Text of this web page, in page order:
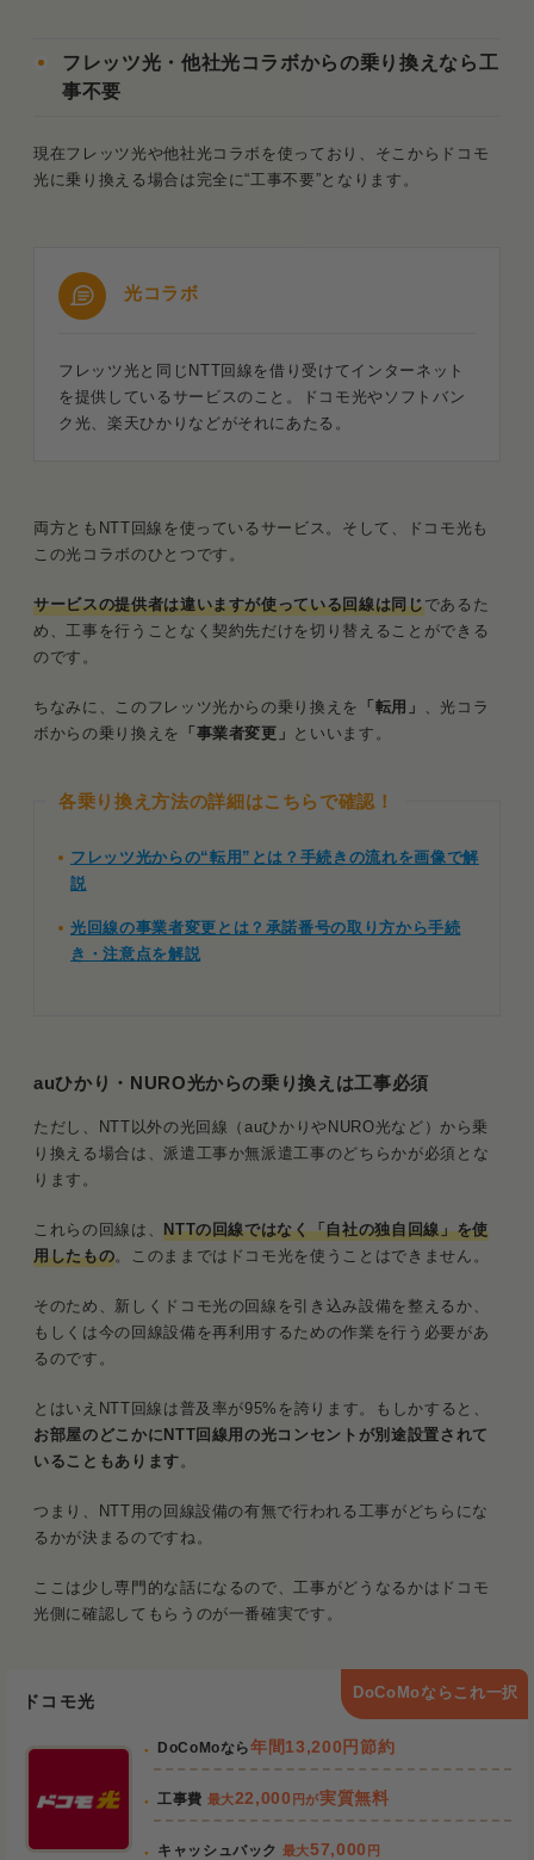
フレッツ光・他社光コラボからの乗り換えなら工
事不要
現在フレッツ光や他社光コラボを使っており、そこからドコモ
光に乗り換える場合は完全に“工事不要”となります。
光コラボ
フレッツ光と同じNTT回線を借り受けてインターネット
を提供しているサービスのこと。ドコモ光やソフトバン
ク光、楽天ひかりなどがそれにあたる。
両方ともNTT回線を使っているサービス。そして、ドコモ光も
この光コラボのひとつです。
サービスの提供者は違いますが使っている回線は同じであるた
め、工事を行うことなく契約先だけを切り替えることができる
のです。
ちなみに、このフレッツ光からの乗り換えを 「転用」
、光コラ
ボからの乗り換えを
「事業者変更」 といいます。
各乗り換え方法の詳細はこちらで確認！
フレッツ光からの“転用”とは？手続きの流れを画像で解
説
光回線の事業者変更とは？承諾番号の取り方から手続
き・注意点を解説
auひかり・NURO光からの乗り換えは工事必須
ただし、NTT以外の光回線（auひかりやNURO光など）から乗
り換える場合は、派遣工事か無派遣工事のどちらかが必須とな
ります。
これらの回線は、NTTの回線ではなく「自社の独自回線」を使
用したもの。このままではドコモ光を使うことはできません。
そのため、新しくドコモ光の回線を引き込み設備を整えるか、
もしくは今の回線設備を再利用するための作業を行う必要があ
るのです。
とはいえNTT回線は普及率が95%を誇ります。もしかすると、
お部屋のどこかにNTT回線用の光コンセントが別途設置されて
いることもあります。
つまり、NTT用の回線設備の有無で行われる工事がどちらにな
るかが決まるのですね。
ここは少し専門的な話になるので、工事がどうなるかはドコモ
光側に確認してもらうのが一番確実です。
ドコモ光
DoCoMoならこれ一択
DoCoMoなら年間13,200円節約
工事費 最大22,000 円が実質無料
キャッシュバック 最大57,000 円